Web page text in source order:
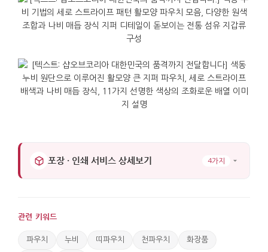
포장 · 인쇄 서비스 상세보기 4가지
관련 키워드
파우치 누비 띠파우치 천파우치 화장품